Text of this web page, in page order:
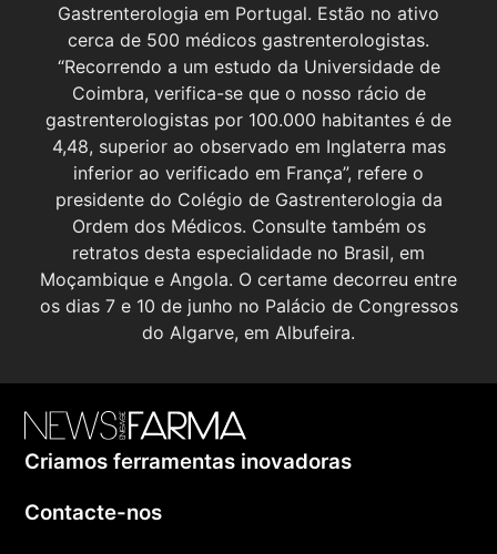
Gastrenterologia em Portugal. Estão no ativo
cerca de 500 médicos gastrenterologistas.
“Recorrendo a um estudo da Universidade de
Coimbra, verifica-se que o nosso rácio de
gastrenterologistas por 100.000 habitantes é de
4,48, superior ao observado em Inglaterra mas
inferior ao verificado em França”, refere o
presidente do Colégio de Gastrenterologia da
Ordem dos Médicos. Consulte também os
retratos desta especialidade no Brasil, em
Moçambique e Angola. O certame decorreu entre
os dias 7 e 10 de junho no Palácio de Congressos
do Algarve, em Albufeira.
Criamos ferramentas inovadoras
Contacte-nos